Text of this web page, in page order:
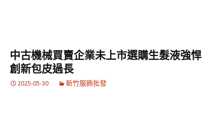
中古機械買賣企業未上市選購生髮液強悍
創新包皮過長
2025-05-30 新竹服飾批發